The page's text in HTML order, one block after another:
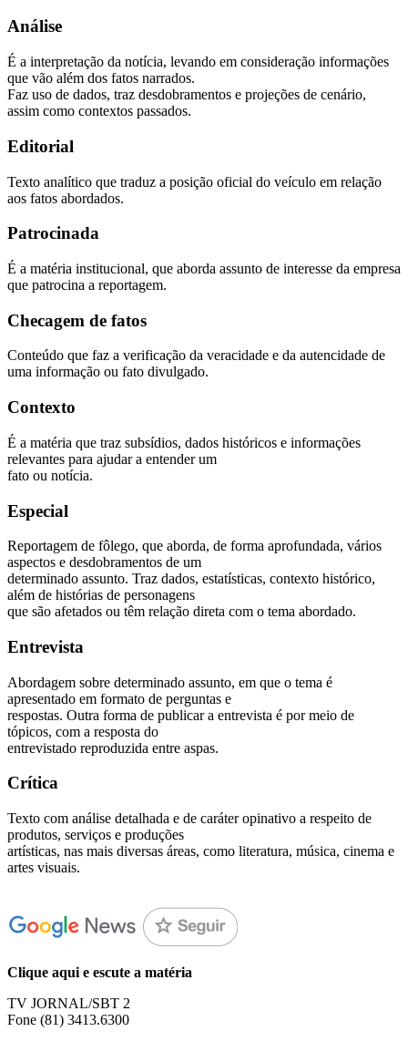
Análise
É a interpretação da notícia, levando em consideração informações
que vão além dos fatos narrados.
Faz uso de dados, traz desdobramentos e projeções de cenário,
assim como contextos passados.
Editorial
Texto analítico que traduz a posição oficial do veículo em relação
aos fatos abordados.
Patrocinada
É a matéria institucional, que aborda assunto de interesse da empresa
que patrocina a reportagem.
Checagem de fatos
Conteúdo que faz a verificação da veracidade e da autencidade de
uma informação ou fato divulgado.
Contexto
É a matéria que traz subsídios, dados históricos e informações
relevantes para ajudar a entender um
fato ou notícia.
Especial
Reportagem de fôlego, que aborda, de forma aprofundada, vários
aspectos e desdobramentos de um
determinado assunto. Traz dados, estatísticas, contexto histórico,
além de histórias de personagens
que são afetados ou têm relação direta com o tema abordado.
Entrevista
Abordagem sobre determinado assunto, em que o tema é
apresentado em formato de perguntas e
respostas. Outra forma de publicar a entrevista é por meio de
tópicos, com a resposta do
entrevistado reproduzida entre aspas.
Crítica
Texto com análise detalhada e de caráter opinativo a respeito de
produtos, serviços e produções
artísticas, nas mais diversas áreas, como literatura, música, cinema e
artes visuais.
Clique aqui e escute a matéria
TV JORNAL/SBT 2
Fone (81) 3413.6300